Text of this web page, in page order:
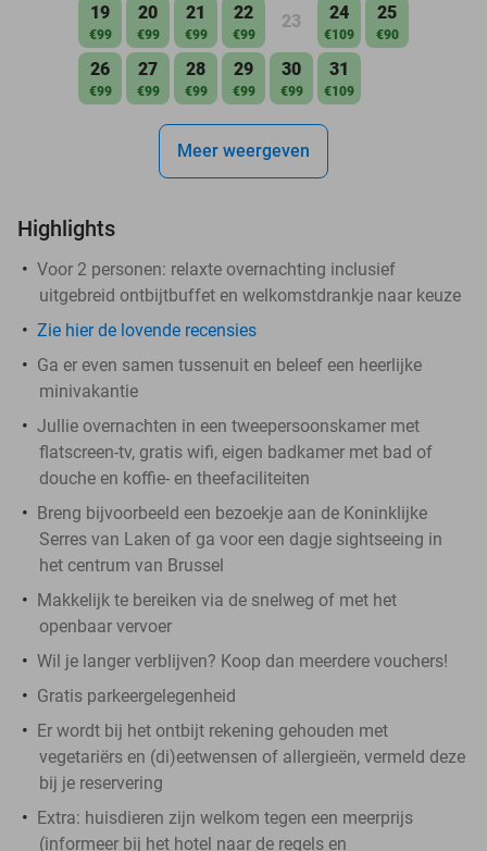
19
€99
20
€99
21
€99
22
€99
23 24
€109
25
€90
26
€99
27
€99
28
€99
29
€99
30
€99
31
€109
Meer weergeven
Highlights
Voor 2 personen: relaxte overnachting inclusief
uitgebreid ontbijtbuffet en welkomstdrankje naar keuze
Zie hier de lovende recensies
Ga er even samen tussenuit en beleef een heerlijke
minivakantie
Jullie overnachten in een tweepersoonskamer met
flatscreen-tv, gratis wifi, eigen badkamer met bad of
douche en koffie- en theefaciliteiten
Breng bijvoorbeeld een bezoekje aan de Koninklijke
Serres van Laken of ga voor een dagje sightseeing in
het centrum van Brussel
Makkelijk te bereiken via de snelweg of met het
openbaar vervoer
Wil je langer verblijven? Koop dan meerdere vouchers!
Gratis parkeergelegenheid
Er wordt bij het ontbijt rekening gehouden met
vegetariërs en (di)eetwensen of allergieën, vermeld deze
bij je reservering
Extra: huisdieren zijn welkom tegen een meerprijs
(informeer bij het hotel naar de regels en